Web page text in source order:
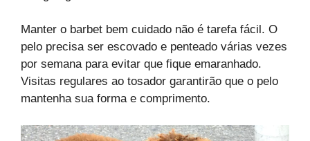
Manter o barbet bem cuidado não é tarefa fácil. O
pelo precisa ser escovado e penteado várias vezes
por semana para evitar que fique emaranhado.
Visitas regulares ao tosador garantirão que o pelo
mantenha sua forma e comprimento.